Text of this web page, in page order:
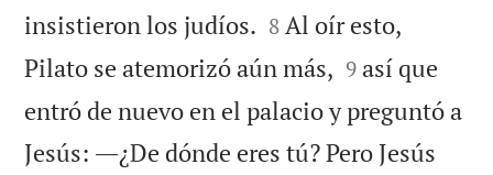
insistieron los judíos. 

8 Al oír esto,
Pilato se atemorizó aún más, 

9 así que
entró de nuevo en el palacio y preguntó a
Jesús: ―¿De dónde eres tú? Pero Jesús